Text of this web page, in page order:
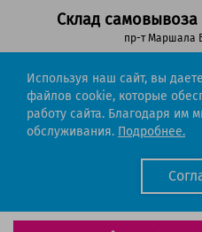
Склад самовывоза
пр-т Маршала
8-800-
(звонок
Cartridge.ru 2012-
Используя наш сайт, вы
файлов cookie, которые
работу сайта. Благодаря им
обслуживания. Подробнее.